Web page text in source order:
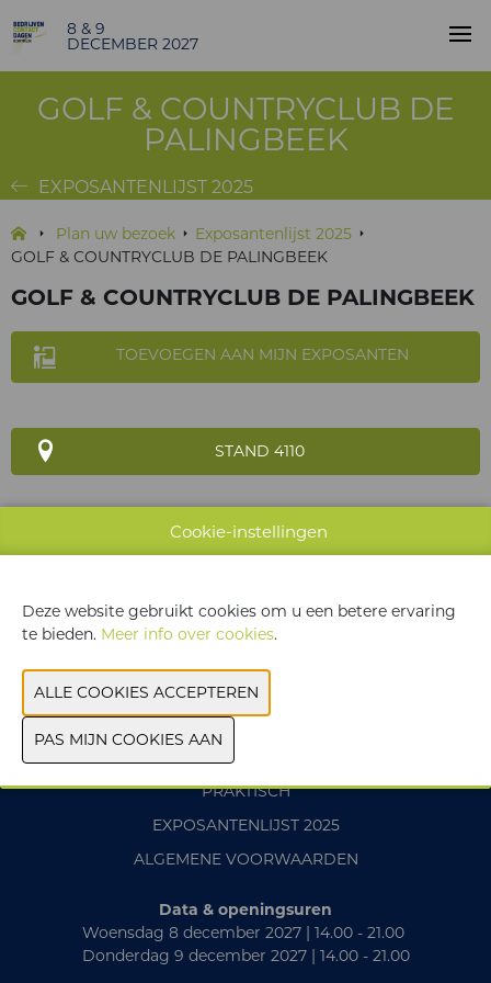
8 & 9
DECEMBER 2027
GOLF & COUNTRYCLUB DE
PALINGBEEK
EXPOSANTENLIJST 2025
Plan uw bezoek
Exposantenlijst 2025
GOLF & COUNTRYCLUB DE PALINGBEEK
GOLF & COUNTRYCLUB DE PALINGBEEK
TOEVOEGEN AAN MIJN EXPOSANTEN
STAND 4110
WEBSITE CATALOGUS
VORIGE VOLGENDE
CONTACT
PRAKTISCH
EXPOSANTENLIJST 2025
ALGEMENE VOORWAARDEN
Data & openingsuren
Woensdag 8 december 2027 | 14.00 - 21.00
Donderdag 9 december 2027 | 14.00 - 21.00
Cookie-instellingen
Deze website gebruikt cookies om u een betere ervaring
te bieden. Meer info over cookies.